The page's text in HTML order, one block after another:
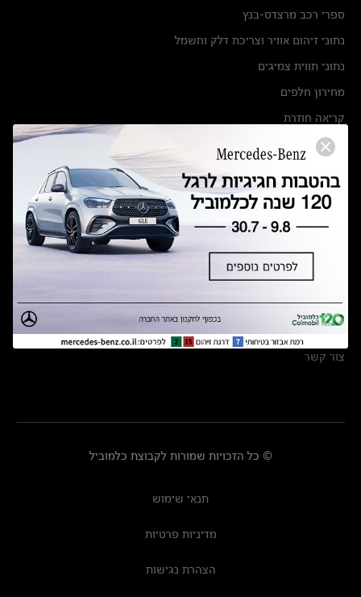
ספרי רכב מרצדס-בנץ
נתוני זיהום אוויר וצריכת דלק וחשמל
נתוני תווית צמיגים
מחירון חלפים
קריאה חוזרת
הודעה על הטבות לרכבי מרצדס בהסדר פשרה בתצ 56447-02-19
תקנון ימי מכירות 120 לכלמוביל
מצאו אותנו
אולמות תצוגה
מרכזי שירות
צור קשר
© כל הזכויות שמורות לקבוצת כלמוביל
תנאי שימוש
מדיניות פרטיות
הצהרת נגישות